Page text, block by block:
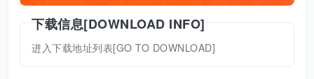
下载信息[DOWNLOAD INFO]
进入下载地址列表[GO TO DOWNLOAD]